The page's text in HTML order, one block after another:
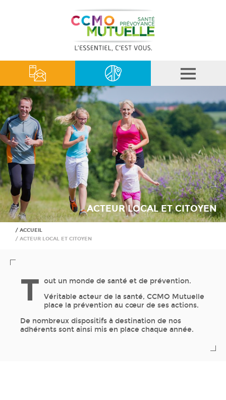
ACTEUR LOCAL ET CITOYEN
ACCUEIL
ACTEUR LOCAL ET CITOYEN
T out un monde de santé et de prévention.
Véritable acteur de la santé, CCMO Mutuelle
place la prévention au cœur de ses actions.
De nombreux dispositifs à destination de nos
adhérents sont ainsi mis en place chaque année.